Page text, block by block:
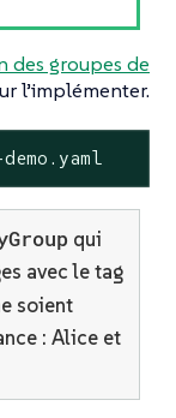
des groupes de
l’implémenter.
qui
avec le tag
soient
: Alice et